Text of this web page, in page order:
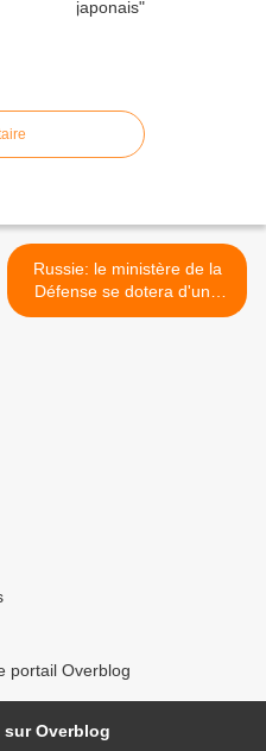
Russie: le ministère de la
Défense se dotera d'une
agence d'information en
portail Overblog
Overblog